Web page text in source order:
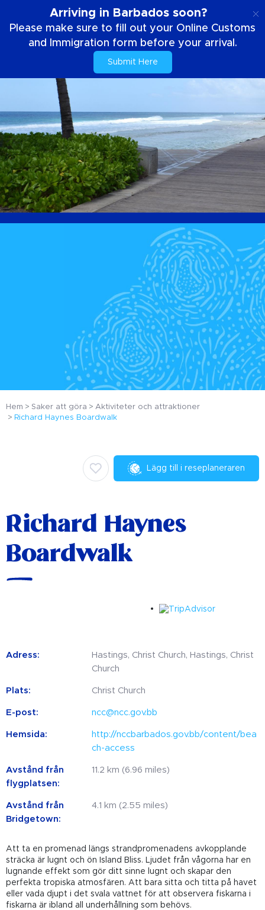
Arriving in Barbados soon?
Please make sure to fill out your Online Customs
and Immigration form before your arrival.
Submit Here
Hem Saker att göra
Aktiviteter och attraktioner
Richard Haynes Boardwalk
Lägg till i reseplaneraren
Richard Haynes
Boardwalk
Adress:
Hastings, Christ Church, Hastings, Christ
Church
Plats: Christ Church
E-post: ncc@ncc.gov.bb
Hemsida:
http://nccbarbados.gov.bb/content/bea
ch-access
Avstånd från
flygplatsen:
11.2 km (6.96 miles)
Avstånd från
Bridgetown:
4.1 km (2.55 miles)
Att ta en promenad längs strandpromenadens avkopplande
sträcka är lugnt och ön Island Bliss. Ljudet från vågorna har en
lugnande effekt som gör ditt sinne lugnt och skapar den
perfekta tropiska atmosfären. Att bara sitta och titta på havet
eller vada djupt i det svala vattnet för att observera fiskarna i
fiskarna är ibland all underhållning som behövs.